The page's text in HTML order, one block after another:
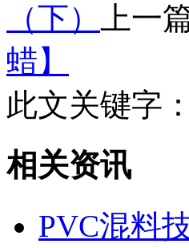
（下）
上一
蜡】
此文关键字：
相关资讯
PVC混料